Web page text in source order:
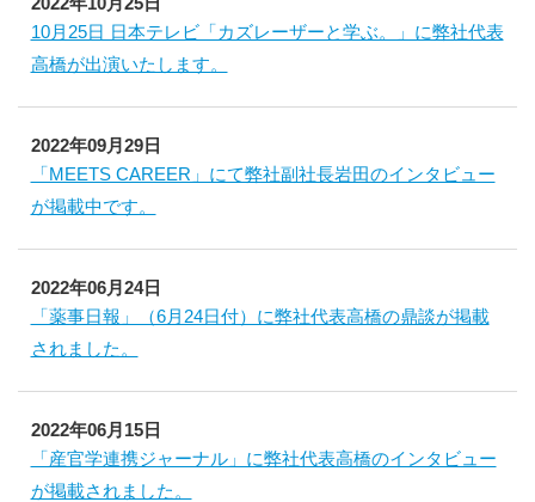
10月25日 日本テレビ「カズレーザーと学ぶ。」に弊社代表
高橋が出演いたします。
2022年09月29日
「MEETS CAREER」にて弊社副社長岩田のインタビュー
が掲載中です。
2022年06月24日
「薬事日報」（6月24日付）に弊社代表高橋の鼎談が掲載
されました。
2022年06月15日
「産官学連携ジャーナル」に弊社代表高橋のインタビュー
が掲載されました。